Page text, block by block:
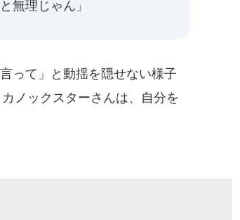
無理じゃん」
って」と動揺を隠せない様子
ノックスターさんは、自分を